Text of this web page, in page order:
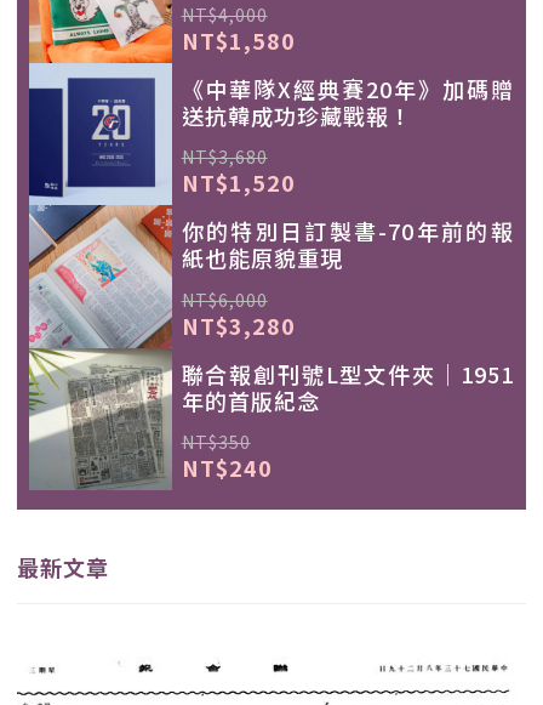
NT$4,000
NT$1,580
《中華隊X經典賽20年》加碼贈
送抗韓成功珍藏戰報！
NT$3,680
NT$1,520
你的特別日訂製書-70年前的報
紙也能原貌重現
NT$6,000
NT$3,280
聯合報創刊號L型文件夾｜1951
年的首版紀念
NT$350
NT$240
最新文章